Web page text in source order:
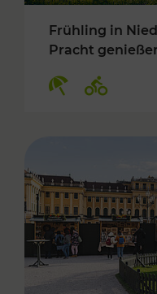
Frühling in
Pracht